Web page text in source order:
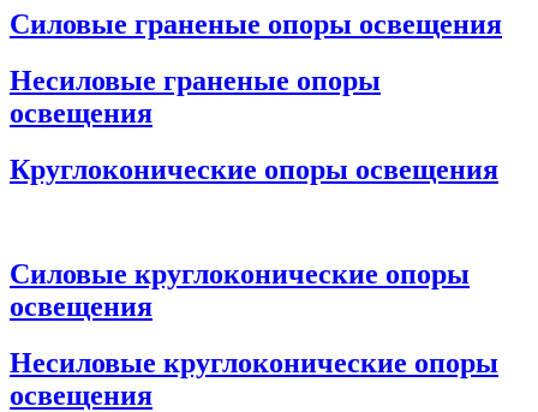
Силовые граненые опоры освещения
Несиловые граненые опоры
освещения
Круглоконические опоры освещения
Силовые круглоконические опоры
освещения
Несиловые круглоконические опоры
освещения